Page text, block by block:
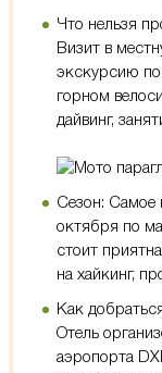
Что нельзя
Визит в
экскурсию по
горном
дайвинг,
Cезон:
октября по
стоит
на хайкинг,
Как
Отель
аэропорта